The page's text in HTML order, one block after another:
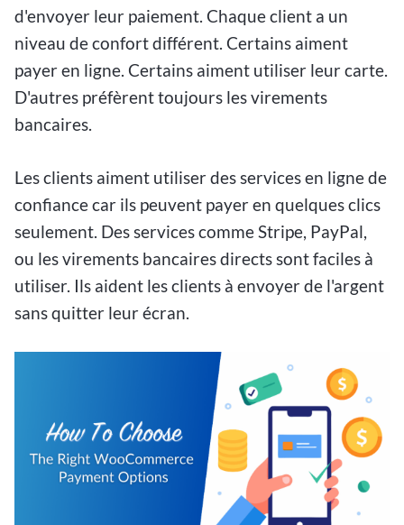
d'envoyer leur paiement. Chaque client a un
niveau de confort différent. Certains aiment
payer en ligne. Certains aiment utiliser leur carte.
D'autres préfèrent toujours les virements
bancaires.
Les clients aiment utiliser des services en ligne de
confiance car ils peuvent payer en quelques clics
seulement. Des services comme Stripe, PayPal,
ou les virements bancaires directs sont faciles à
utiliser. Ils aident les clients à envoyer de l'argent
sans quitter leur écran.